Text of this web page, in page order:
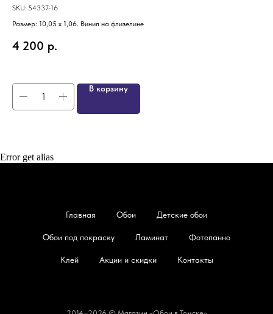
SKU: 54337-16
Размер: 10,05 х 1,06. Винил на флизелине
4 200 р.
В корзину
Error get alias
Главная Обои Детские обои
Обои под покраску Ламинат Фотопанно
Клей Акции и скидки Контакты